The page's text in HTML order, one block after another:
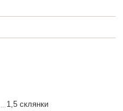
1,5 склянки